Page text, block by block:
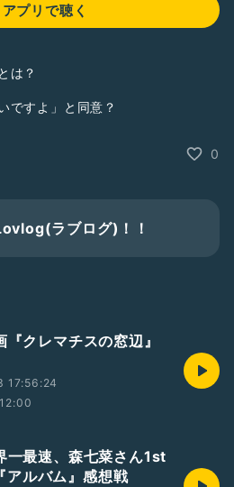
アプリで聴く
は？
すよ」と同意？
うろく」の解釈
0
ラブログ)！！
クレマチスの窓辺』
17:56:24
12:00
最速、森七菜さん1st
アルバム』感想戦